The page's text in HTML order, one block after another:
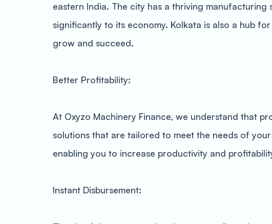
eastern India. The city has a thriving
significantly to its economy. Kolkata is also a hub
grow and succeed.
Better Profitability:
At Oxyzo Machinery Finance, we understand that
solutions that are tailored to meet the needs of
enabling you to increase productivity and
Instant Disbursement: